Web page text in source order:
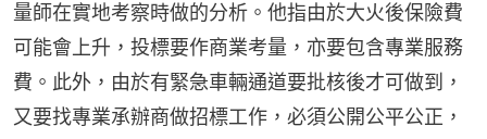
量師在實地考察時做的分析。他指由於大火後保險費
可能會上升，投標要作商業考量，亦要包含專業服務
費。此外，由於有緊急車輛通道要批核後才可做到，
又要找專業承辦商做招標工作，必須公開公平公正，